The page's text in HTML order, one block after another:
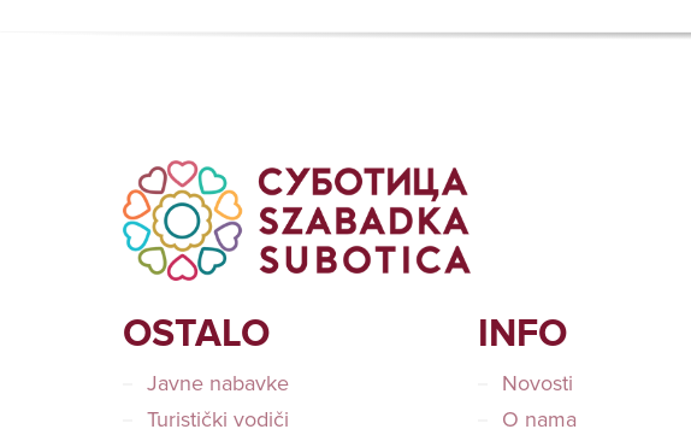
OSTALO
Javne nabavke
Turistički vodiči
INFO
Novosti
O nama